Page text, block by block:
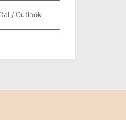
/ Outlook